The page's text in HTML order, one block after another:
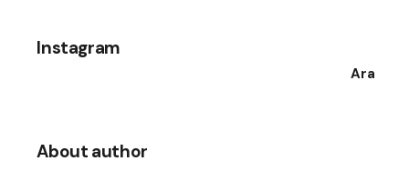
Instagram
About author
Ara